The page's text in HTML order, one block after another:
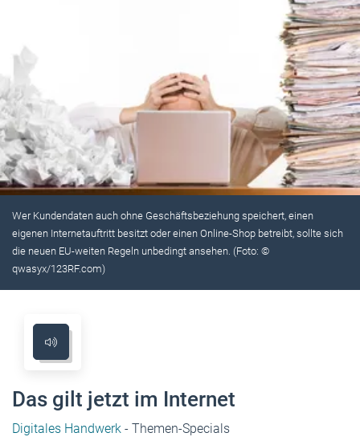
Wer Kundendaten auch ohne ­Geschäftsbeziehung ­­speichert, ­einen
eigenen ­Internetauftritt ­besitzt oder ­einen Online-Shop betreibt, ­sollte sich
die neuen EU-weiten Regeln unbedingt ­ansehen. (Foto: ©
qwasyx/123RF.com)
Das gilt jetzt im Internet
Digitales Handwerk - Themen-Specials